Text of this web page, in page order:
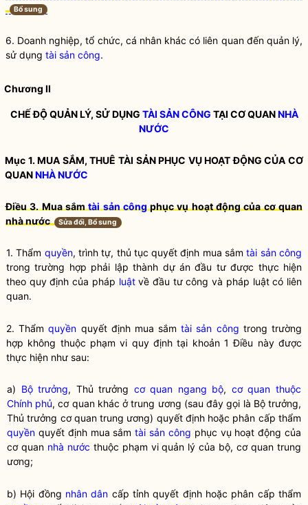
Bổ sung
6. Doanh nghiệp, tổ chức, cá nhân khác có liên quan đến quản lý,
sử dụng tài sản công.
Chương II
CHẾ ĐỘ QUẢN LÝ, SỬ DỤNG TÀI SẢN CÔNG TẠI CƠ QUANNHÀ
NƯỚC
Mục 1. MUA SẮM, THUÊ TÀI SẢN PHỤC VỤ HOẠT ĐỘNG CỦA CƠ
QUANNHÀ NƯỚC
Điều 3. Mua sắmtài sản côngphục vụ hoạt động của cơ quan
nhà nước
Sửa đổi, Bổ sung
1. Thẩm quyền, trình tự, thủ tục quyết định mua sắmtài sản công
trong trường hợp phải lập thành dự án đầu tư được thực hiện
theo quy định của pháp luậtvề đầu tư công và pháp luậtcó liên
quan.
2. Thẩmquyền quyết định mua sắmtài sản công trong trường
hợp không thuộc phạm vi quy định tại khoản 1 Điều này được
thực hiện như sau:
a) Bộ trưởng, Thủ trưởng cơ quan ngang bộ, cơ quan thuộc
Chính phủ, cơ quan khác ở trung ương (sau đây gọi là Bộ trưởng,
Thủ trưởng cơ quan trung ương) quyết định hoặc phân cấp thẩm
quyền quyết định mua sắmtài sản công phục vụ hoạt động của
cơ quan nhà nước thuộc phạm vi quản lý của bộ, cơ quan trung
ương;
b) Hội đồng nhân dân cấp tỉnh quyết định hoặc phân cấp thẩm